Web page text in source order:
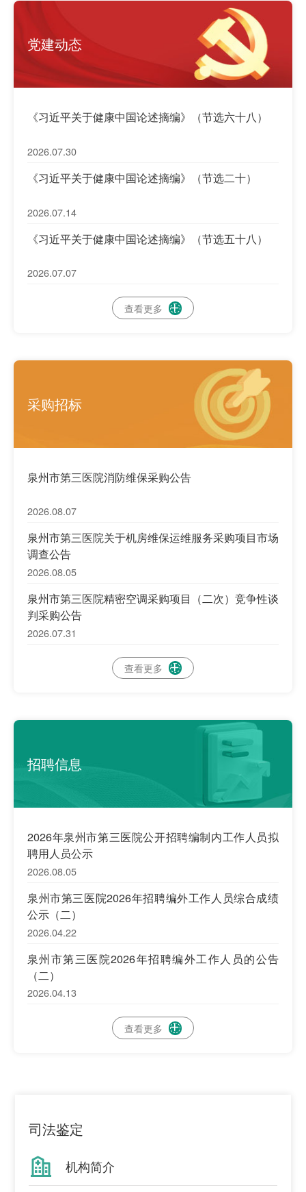
党建动态
《习近平关于健康中国论述摘编》（节选六十八）
2026.07.30
《习近平关于健康中国论述摘编》（节选二十）
2026.07.14
《习近平关于健康中国论述摘编》（节选五十八）
2026.07.07
查看更多 
采购招标
泉州市第三医院消防维保采购公告
2026.08.07
泉州市第三医院关于机房维保运维服务采购项目市场
调查公告
2026.08.05
泉州市第三医院精密空调采购项目（二次）竞争性谈
判采购公告
2026.07.31
查看更多 
招聘信息
2026年泉州市第三医院公开招聘编制内工作人员拟
聘用人员公示
2026.08.05
泉州市第三医院2026年招聘编外工作人员综合成绩
公示（二）
2026.04.22
泉州市第三医院2026年招聘编外工作人员的公告
（二）
2026.04.13
查看更多 
司法鉴定
 机构简介